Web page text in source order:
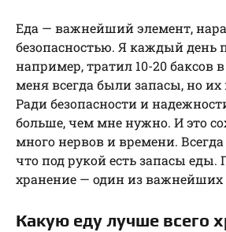
Еда — важнейший элемент,
безопасностью. Я каждый день
например, тратил 10-20 баксов
меня всегда были запасы, но их
Ради безопасности и
больше, чем мне нужно. И это
много нервов и времени.
что под рукой есть запасы еды.
хранение — один из важнейших
Какую еду лучше всего